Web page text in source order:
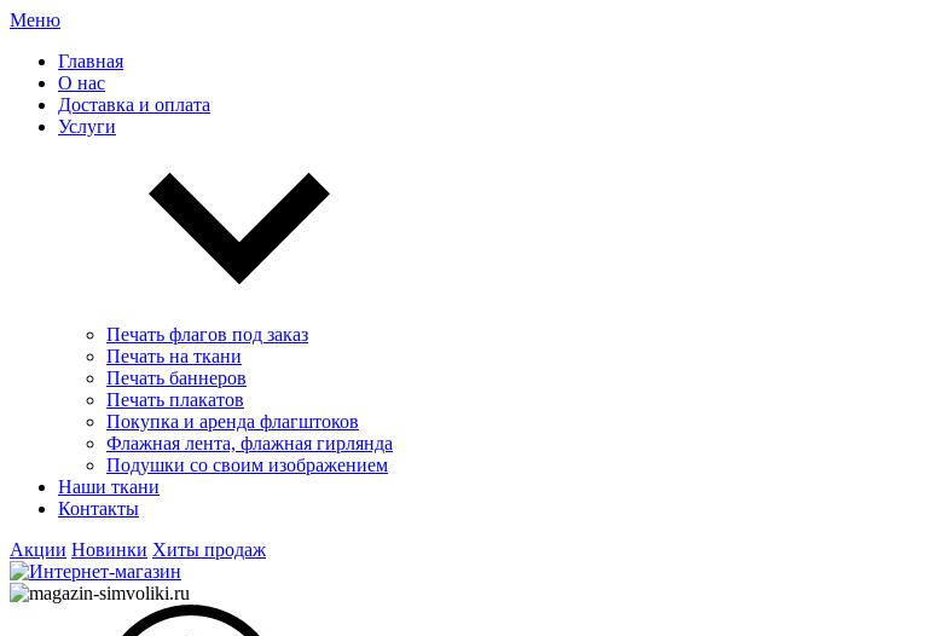
Меню
Главная
О нас
Доставка и оплата
Услуги
Печать флагов под заказ
Печать на ткани
Печать баннеров
Печать плакатов
Покупка и аренда флагштоков
Флажная лента, флажная гирлянда
Подушки со своим изображением
Наши ткани
Контакты
Акции Новинки Хиты продаж